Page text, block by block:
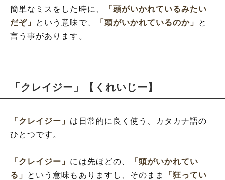
簡単なミスをした時に、
「頭がいかれているみたい
だぞ」
という意味で、 「頭がいかれているのか」 と
言う事があります。
「クレイジー」【くれいじー】
「クレイジー」 は日常的に良く使う、カタカナ語の
ひとつです。
「クレイジー」 には先ほどの、
「頭がいかれてい
る」
という意味もありますし、そのまま
「狂ってい